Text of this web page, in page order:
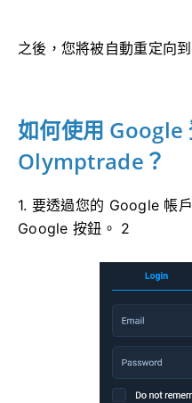
之後，您將被自動重定向
如何使用 Google
Olymptrade？
1. 要透過您的 Google 帳
Google 按鈕。 2